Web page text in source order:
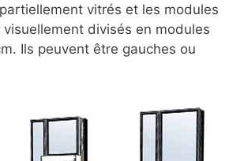
vitrés et les modules
divisés en modules
Ils peuvent être gauches ou